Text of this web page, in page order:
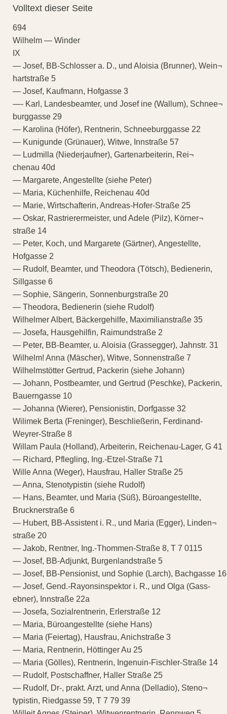
Volltext dieser Seite
694
Wilhelm — Winder
IX
— Josef, BB-Schlosser a. D., und Aloisia (Brunner), Wein¬
hartstraße 5
— Josef, Kaufmann, Hofgasse 3
—- Karl, Landesbeamter, und Josef ine (Wallum), Schnee¬
burggasse 29
— Karolina (Höfer), Rentnerin, Schneeburggasse 22
— Kunigunde (Grünauer), Witwe, Innstraße 57
— Ludmilla (Niederjaufner), Gartenarbeiterin, Rei¬
chenau 40d
— Margarete, Angestellte (siehe Peter)
— Maria, Küchenhilfe, Reichenau 40d
— Marie, Wirtschafterin, Andreas-Hofer-Straße 25
— Oskar, Rastrierermeister, und Adele (Pilz), Körner¬
straße 14
— Peter, Koch, und Margarete (Gärtner), Angestellte,
Hofgasse 2
— Rudolf, Beamter, und Theodora (Tötsch), Bedienerin,
Sillgasse 6
— Sophie, Sängerin, Sonnenburgstraße 20
— Theodora, Bedienerin (siehe Rudolf)
Wilhelmer Albert, Bäckergehilfe, Maximilianstraße 35
— Josefa, Hausgehilfin, Raimundstraße 2
— Peter, BB-Beamter, u. Aloisia (Grassegger), Jahnstr. 31
Wilhelm! Anna (Mäscher), Witwe, Sonnenstraße 7
Wilhelmstötter Gertrud, Packerin (siehe Johann)
— Johann, Postbeamter, und Gertrud (Peschke), Packerin,
Bauerngasse 10
— Johanna (Wierer), Pensionistin, Dorfgasse 32
Wilimek Berta (Freninger), Beschließerin, Ferdinand-
Weyrer-Straße 8
Willam Paula (Holland), Arbeiterin, Reichenau-Lager, G 41
— Richard, Pflegling, Ing.-Etzel-Straße 71
Wille Anna (Weger), Hausfrau, Haller Straße 25
— Anna, Stenotypistin (siehe Rudolf)
— Hans, Beamter, und Maria (Süß), Büroangestellte,
Brucknerstraße 6
— Hubert, BB-Assistent i. R., und Maria (Egger), Linden¬
straße 20
— Jakob, Rentner, Ing.-Thommen-Straße 8, T 7 0115
— Josef, BB-Adjunkt, Burgenlandstraße 5
— Josef, BB-Pensionist, und Sophie (Larch), Bachgasse 16
— Josef, Gend.-Rayonsinspektor i. R., und Olga (Gass-
ebner), Innstraße 22a
— Josefa, Sozialrentnerin, Erlerstraße 12
— Maria, Büroangestellte (siehe Hans)
— Maria (Feiertag), Hausfrau, Anichstraße 3
— Maria, Rentnerin, Höttinger Au 25
— Maria (Gölles), Rentnerin, Ingenuin-Fischler-Straße 14
— Rudolf, Postschaffner, Haller Straße 25
— Rudolf, Dr-, prakt. Arzt, und Anna (Delladio), Steno¬
typistin, Riedgasse 59, T 7 79 39